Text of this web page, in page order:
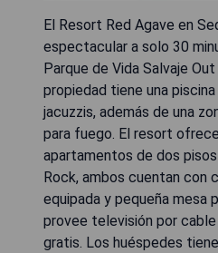
El Resort Red Agave en
espectacular a solo 30
Parque de Vida Salvaje
propiedad tiene una
jacuzzis, además de una
para fuego. El resort
apartamentos de dos pisos
Rock, ambos cuentan con
equipada y pequeña mesa
provee televisión por
gratis. Los huéspedes